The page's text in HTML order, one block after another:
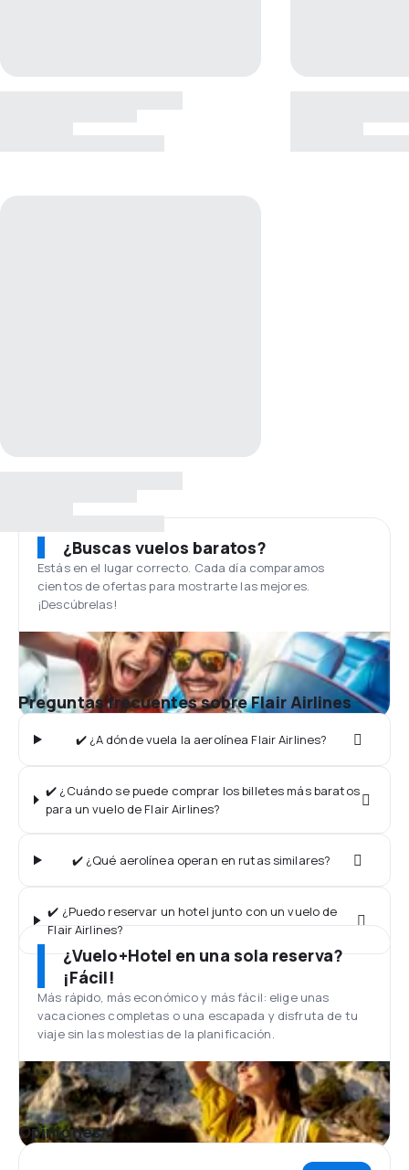
¿Buscas vuelos baratos?
Estás en el lugar correcto. Cada día comparamos
cientos de ofertas para mostrarte las mejores.
¡Descúbrelas!
Preguntas frecuentes sobre Flair Airlines
✔️ ¿A dónde vuela la aerolínea Flair Airlines?
✔️ ¿Cuándo se puede comprar los billetes más baratos
para un vuelo de Flair Airlines?
✔️ ¿Qué aerolínea operan en rutas similares?
✔️ ¿Puedo reservar un hotel junto con un vuelo de
Flair Airlines?
¿Vuelo+Hotel en una sola reserva?
¡Fácil!
Más rápido, más económico y más fácil: elige unas
vacaciones completas o una escapada y disfruta de tu
viaje sin las molestias de la planificación.
Opiniones